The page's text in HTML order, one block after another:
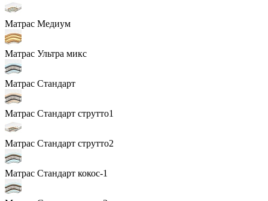
Матрас Медиум
Матрас Ультра микс
Матрас Стандарт
Матрас Стандарт струтто1
Матрас Стандарт струтто2
Матрас Стандарт кокос-1